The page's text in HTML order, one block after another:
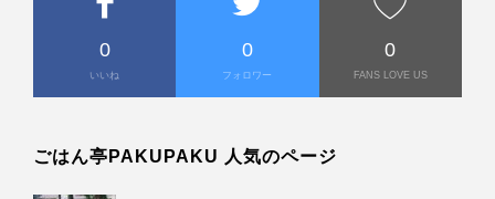
0
いいね
0
フォロワー
0
FANS LOVE US
ごはん亭PAKUPAKU 人気のページ